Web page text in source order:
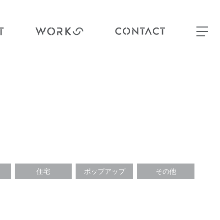
住宅 ポップアップ その他